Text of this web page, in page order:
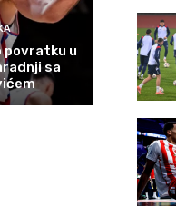
povratku u
sa